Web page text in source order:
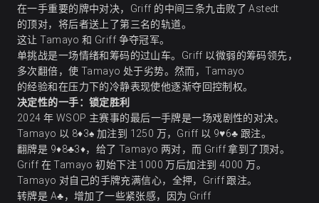
在一手重要的牌中对决，Griff 的中间三条九击败了 Astedt
的顶对，将后者送上了第三名的轨道。
这让 Tamayo 和 Griff 争夺冠军。
单挑战是一场情绪和筹码的过山车。Griff 以微弱的筹码领先，
多次翻倍，使 Tamayo 处于劣势。然而，Tamayo
的经验和在压力下的冷静表现使他逐渐夺回控制权。
决定性的一手：锁定胜利
2024 年 WSOP 主赛事的最后一手牌是一场戏剧性的对决。
Tamayo 以 8♦3♠ 加注到 1250 万，Griff 以 9♥6♣ 跟注。
翻牌是 9♦8♣3♦，给了 Tamayo 两对，而 Griff 拿到了顶对。
Griff 在 Tamayo 初始下注 1000 万后加注到 4000 万。
Tamayo 对自己的手牌充满信心，全押，Griff 跟注。
转牌是 A♣，增加了一些紧张感，因为 Griff